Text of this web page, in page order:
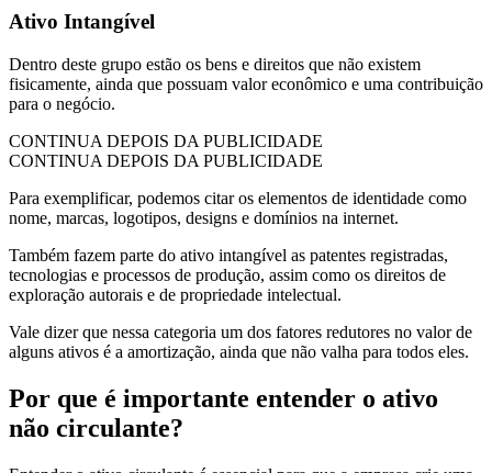
Ativo Intangível
Dentro deste grupo estão os bens e direitos que não existem
fisicamente, ainda que possuam valor econômico e uma contribuição
para o negócio.
CONTINUA DEPOIS DA PUBLICIDADE
CONTINUA DEPOIS DA PUBLICIDADE
Para exemplificar, podemos citar os elementos de identidade como
nome, marcas, logotipos, designs e domínios na internet.
Também fazem parte do ativo intangível as patentes registradas,
tecnologias e processos de produção, assim como os direitos de
exploração autorais e de propriedade intelectual.
Vale dizer que nessa categoria um dos fatores redutores no valor de
alguns ativos é a amortização, ainda que não valha para todos eles.
Por que é importante entender o ativo
não circulante?